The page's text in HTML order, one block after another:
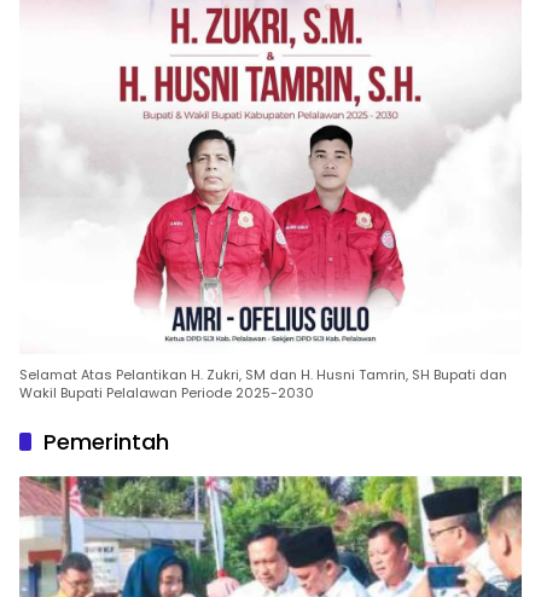
Selamat Atas Pelantikan H. Zukri, SM dan H. Husni Tamrin, SH Bupati dan
Wakil Bupati Pelalawan Periode 2025-2030
Pemerintah